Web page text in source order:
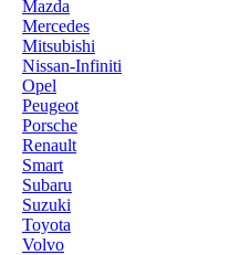
Mazda
Mercedes
Mitsubishi
Nissan-Infiniti
Opel
Peugeot
Porsche
Renault
Smart
Subaru
Suzuki
Toyota
Volvo